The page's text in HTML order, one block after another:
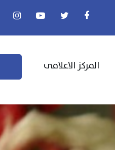
المركز الاعلامى